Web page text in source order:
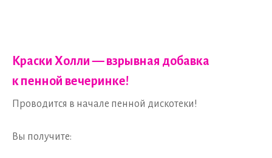
Краски Холли — взрывная добавка
к пенной вечеринке!
Проводится в начале пенной дискотеки!
Вы получите: